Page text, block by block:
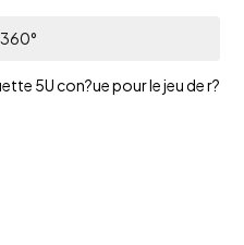
5U con?ue pour le jeu de r?